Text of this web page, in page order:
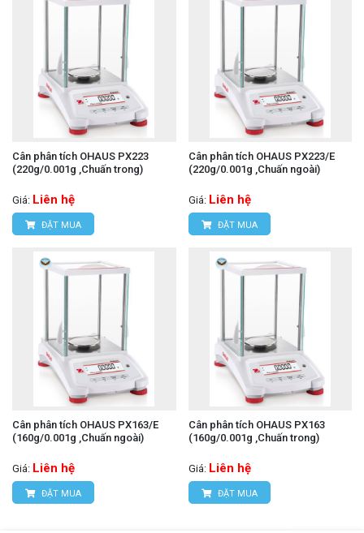
Cân phân tích OHAUS PX223
(220g/0.001g ,Chuấn trong)
Giá: Liên hệ
ĐẶT MUA
Cân phân tích OHAUS PX223/E
(220g/0.001g ,Chuấn ngoài)
Giá: Liên hệ
ĐẶT MUA
Cân phân tích OHAUS PX163/E
(160g/0.001g ,Chuấn ngoài)
Giá: Liên hệ
ĐẶT MUA
Cân phân tích OHAUS PX163
(160g/0.001g ,Chuấn trong)
Giá: Liên hệ
ĐẶT MUA